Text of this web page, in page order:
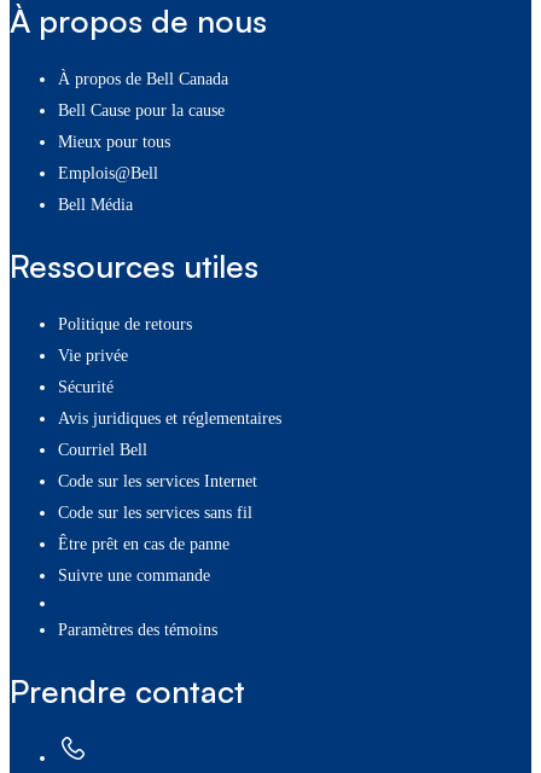
À propos de nous
À propos de Bell Canada
Bell Cause pour la cause
Mieux pour tous
Emplois@Bell
Bell Média
Ressources utiles
Politique de retours
Vie privée
Sécurité
Avis juridiques et réglementaires
Courriel Bell
Code sur les services Internet
Code sur les services sans fil
Être prêt en cas de panne
Suivre une commande
paramètres des témoins
Prendre contact